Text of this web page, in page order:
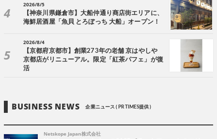
2026/8/5
【神奈川県鎌倉市】大船仲通り商店街エリアに、
海鮮居酒屋「魚貝 とろぼっち 大船」オープン！
2026/8/4
【京都府京都市】創業273年の老舗 京はやしや
京都店がリニューアル。限定「紅茶パフェ」が復
活
BUSINESS NEWS 企業ニュース ( PR TIMES提供 )
Netskope Japan株式会社